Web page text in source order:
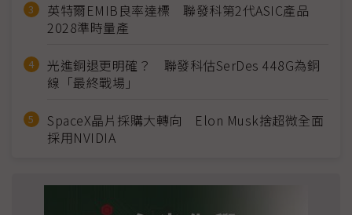
英特爾EMIB良率達標 聯發科第2代ASIC產品
2028準時量產
光進銅退更明確？ 聯發科估SerDes 448G為銅
線「最終戰場」
SpaceX晶片採購大轉向 Elon Musk捨超微全面
採用NVIDIA